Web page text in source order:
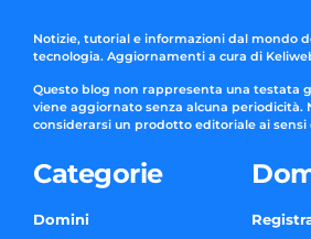
Notizie, tutorial e informazioni dal mondo
tecnologia. Aggiornamenti a cura di
Questo blog non rappresenta una testata
viene aggiornato senza alcuna periodicità.
considerarsi un prodotto editoriale ai sensi
Categorie
Domini